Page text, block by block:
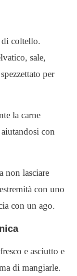
di coltello.
sale,
per
la carne
con
non lasciare
con uno
con un ago.
e asciutto e
di mangiarle.